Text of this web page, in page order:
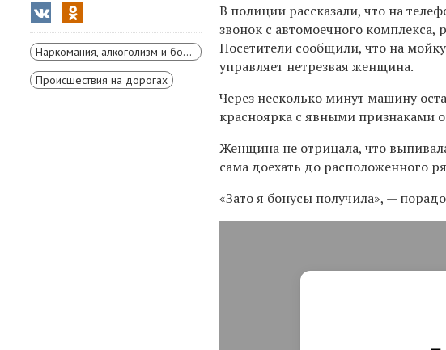
Наркомания, алкоголизм и борьба с ними
Происшествия на дорогах
В полиции рассказали, что на
звонок с автомоечного
Посетители сообщили, что на
управляет нетрезвая женщина.
Через несколько минут машину
красноярка с явными признаками
Женщина не отрицала, что
сама доехать до расположенного
«Зато я бонусы получила», —